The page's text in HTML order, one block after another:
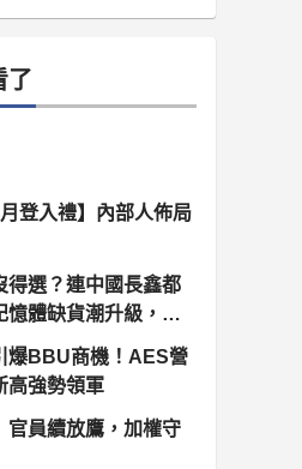
了
月登入禮】內部人佈局
得選？連中國長鑫都
憶體缺貨潮升級，南
軍噴發
爆BBU商機！AES營
高強勢領軍
官員續放鷹，加權守